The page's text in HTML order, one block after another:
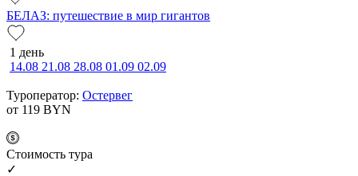
БЕЛАЗ: путешествие в мир гигантов
1 день
14.08 21.08 28.08 01.09 02.09
Туроператор: Остервег
от 119 BYN
Cтоимость тура
✓